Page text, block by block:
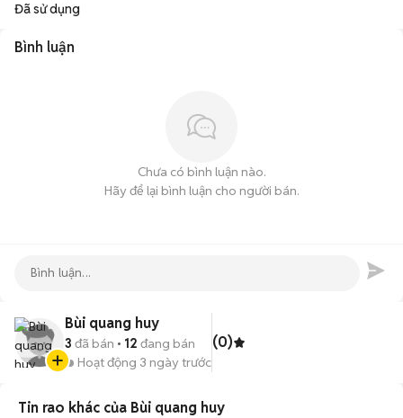
Đã sử dụng
Bùi quang huy
3 đã bán 12 đang bán
Hoạt động 3 ngày trước
(0)
Bình luận
Chưa có bình luận nào.
Hãy để lại bình luận cho người bán.
Tin rao khác của Bùi quang huy